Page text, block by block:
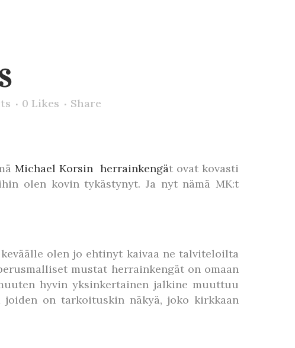
0 Likes Share
Michael Korsin herrainkengät ovat kovasti
olen kovin tykästynyt. Ja nyt nämä MK:t
olen jo ehtinyt kaivaa ne talviteloilta
mustat herrainkengät on omaan
hyvin yksinkertainen jalkine muuttuu
on tarkoituskin näkyä, joko kirkkaan